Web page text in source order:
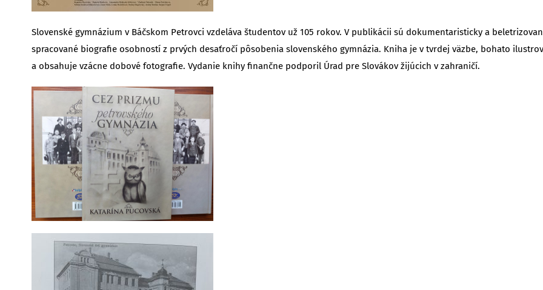
Slovenské gymnázium v Báčskom Petrovci vzdeláva študentov už 105 rokov. V publikácii sú dokumentaristicky a
spracované biografie osobností z prvých desaťročí pôsobenia slovenského gymnázia. Kniha je v tvrdej väzbe, bohato
a obsahuje vzácne dobové fotografie. Vydanie knihy finančne podporil Úrad pre Slovákov žijúcich v zahraničí.